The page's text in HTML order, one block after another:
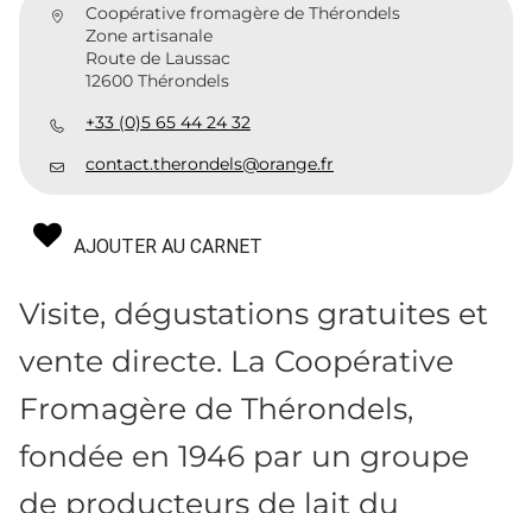
Coopérative fromagère de Thérondels
Zone artisanale
Route de Laussac
12600 Thérondels
+33 (0)5 65 44 24 32
contact.therondels@orange.fr
AJOUTER AU CARNET
Visite, dégustations gratuites et
vente directe. La Coopérative
Fromagère de Thérondels,
fondée en 1946 par un groupe
de producteurs de lait du